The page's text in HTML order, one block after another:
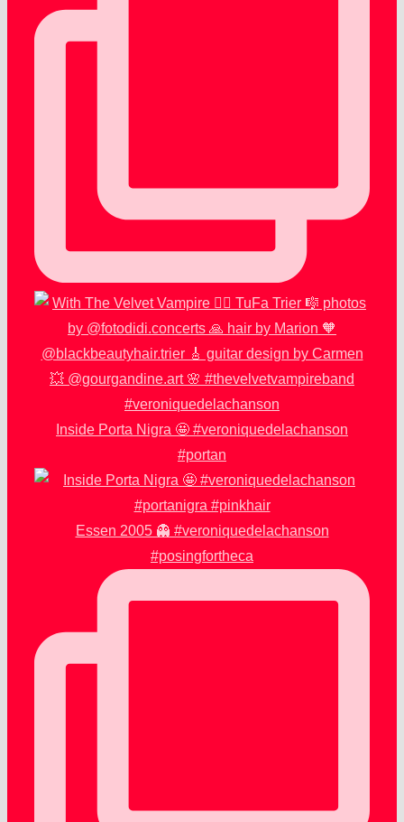
Inside Porta Nigra 🤩 #veroniquedelachanson
#portan
Essen 2005 👻 #veroniquedelachanson
#posingfortheca